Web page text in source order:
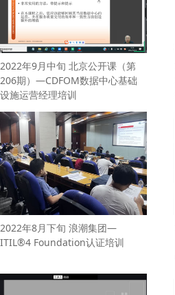
2022年9月中旬 北京公开课（第
206期）—CDFOM数据中心基础
设施运营经理培训
2022年8月下旬 浪潮集团—
ITIL®4 Foundation认证培训